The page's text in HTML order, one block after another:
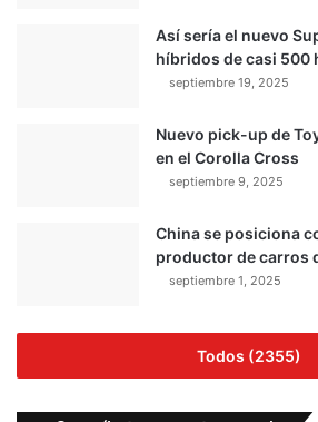
Así sería el nuevo
híbridos de casi 500
septiembre 19, 2025
Nuevo pick-up de
en el Corolla Cross
septiembre 9, 2025
China se posiciona
productor de carros
septiembre 1, 2025
Todos (2355)